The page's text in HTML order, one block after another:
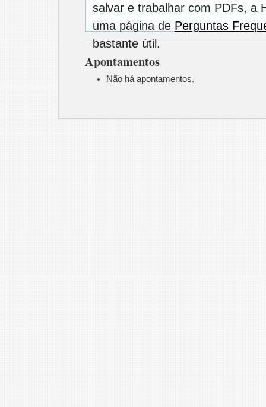
salvar e trabalhar com PDFs, a
uma página de Perguntas
bastante útil.
Apontamentos
Não há apontamentos.